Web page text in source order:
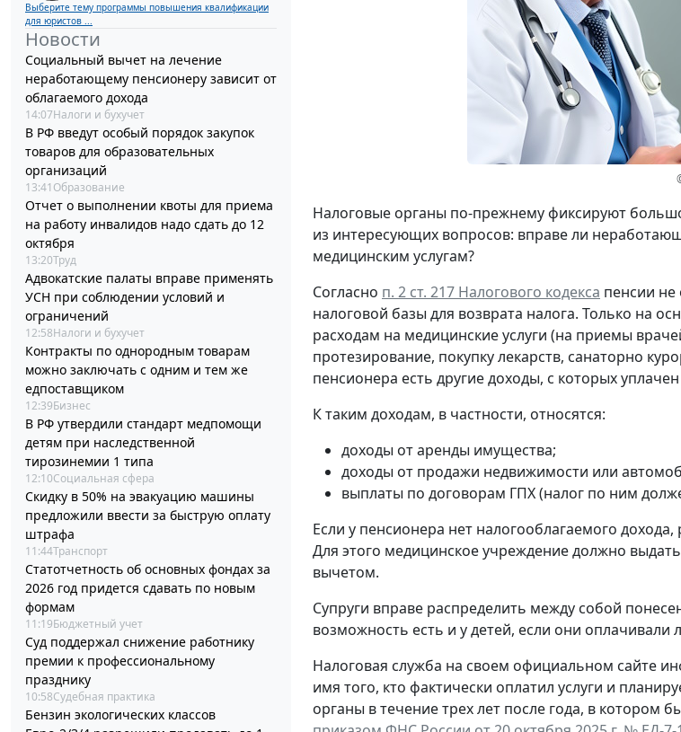
Выберите тему программы повышения квалификации
для юристов ...
Новости
Социальный вычет на лечение
неработающему пенсионеру зависит от
облагаемого дохода
14:07Налоги и бухучет
В РФ введут особый порядок закупок
товаров для образовательных
организаций
13:41 Образование
Отчет о выполнении квоты для приема
на работу инвалидов надо сдать до 12
октября
13:20Труд
Адвокатские палаты вправе применять
УСН при соблюдении условий и
ограничений
12:58Налоги и бухучет
Контракты по однородным товарам
можно заключать с одним и тем же
едпоставщиком
12:39Бизнес
В РФ утвердили стандарт медпомощи
детям при наследственной
тирозинемии 1 типа
12:10Социальная сфера
Скидку в 50% на эвакуацию машины
предложили ввести за быструю оплату
штрафа
11:44Транспорт
Статотчетность об основных фондах за
2026 год придется сдавать по новым
формам
11:19Бюджетный учет
Суд поддержал снижение работнику
премии к профессиональному
празднику
10:58Судебная практика
Бензин экологических классов
Налоговые органы по-прежнему фиксируют
из интересующих вопросов: вправе ли
медицинским услугам?
Согласно п. 2 ст. 217 Налогового кодекса пенсии
налоговой базы для возврата налога. Только на
расходам на медицинские услуги (на приемы
протезирование, покупку лекарств, санаторно
пенсионера есть другие доходы, с которых
К таким доходам, в частности, относятся:
доходы от аренды имущества;
доходы от продажи недвижимости или
выплаты по договорам ГПХ (налог по ним
Если у пенсионера нет налогооблагаемого
Для этого медицинское учреждение должно
вычетом.
Супруги вправе распределить между собой
возможность есть и у детей, если они
Налоговая служба на своем официальном сайте
имя того, кто фактически оплатил услуги и
органы в течение трех лет после года, в котором